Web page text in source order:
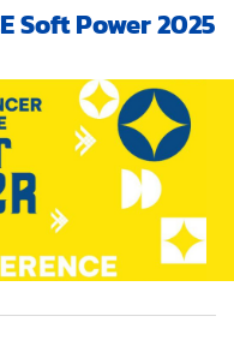
Soft Power 2025